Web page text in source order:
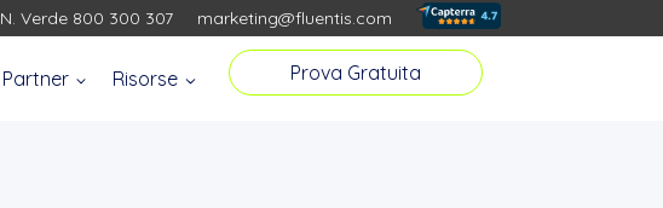
N. Verde 800 300 307 marketing@fluentis.com
Partner Risorse Prova Gratuita